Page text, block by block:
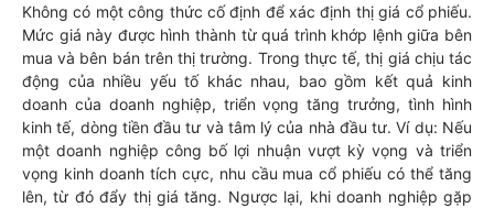
Không có một công thức cố định để xác định thị giá cổ phiếu.
Mức giá này được hình thành từ quá trình khớp lệnh giữa bên
mua và bên bán trên thị trường. Trong thực tế, thị giá chịu tác
động của nhiều yếu tố khác nhau, bao gồm kết quả kinh
doanh của doanh nghiệp, triển vọng tăng trưởng, tình hình
kinh tế, dòng tiền đầu tư và tâm lý của nhà đầu tư. Ví dụ: Nếu
một doanh nghiệp công bố lợi nhuận vượt kỳ vọng và triển
vọng kinh doanh tích cực, nhu cầu mua cổ phiếu có thể tăng
lên, từ đó đẩy thị giá tăng. Ngược lại, khi doanh nghiệp gặp